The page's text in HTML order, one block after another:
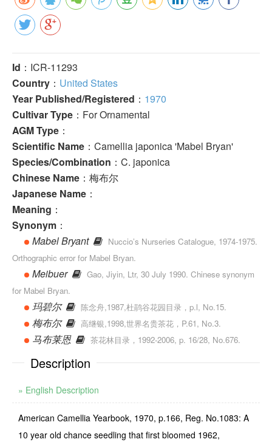
Id ：ICR-11293
Country ： United States
Year Published/Registered ： 1970
Cultivar Type ：For Ornamental
AGM Type ：
Scientific Name ：Camellia japonica 'Mabel Bryan'
Species/Combination ：C. japonica
Chinese Name ：梅布尔
Japanese Name ：
Meaning ：
Synonym ：
Mabel Bryant
Nuccio’s Nurseries Catalogue, 1974-1975.
Orthographic error for Mabel Bryan.
Meibuer
Gao, Jiyin, Ltr, 30 July 1990. Chinese synonym
for Mabel Bryan.
玛碧尔 陈念舟,1987,杜鹃谷花园目录，p.l, No.15.
梅布尔 高继银,1998,世界名贵茶花，P.61, No.3.
马布莱恩 茶花林目录，1992-2006, p. 16/28, No.676.
Description
» English Description
American Camellia Yearbook, 1970, p.166, Reg. No.1083: A
10 year old chance seedling that first bloomed 1962,